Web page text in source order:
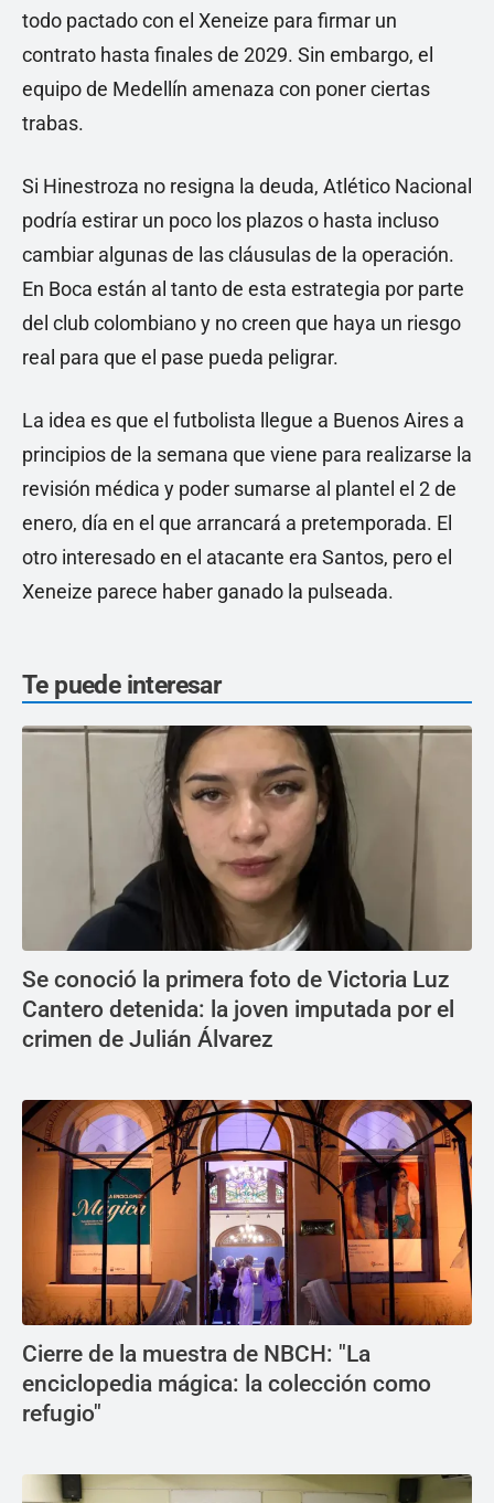
todo pactado con el Xeneize para firmar un
contrato hasta finales de 2029. Sin embargo, el
equipo de Medellín amenaza con poner ciertas
trabas.
Si Hinestroza no resigna la deuda, Atlético Nacional
podría estirar un poco los plazos o hasta incluso
cambiar algunas de las cláusulas de la operación.
En Boca están al tanto de esta estrategia por parte
del club colombiano y no creen que haya un riesgo
real para que el pase pueda peligrar.
La idea es que el futbolista llegue a Buenos Aires a
principios de la semana que viene para realizarse la
revisión médica y poder sumarse al plantel el 2 de
enero, día en el que arrancará a pretemporada. El
otro interesado en el atacante era Santos, pero el
Xeneize parece haber ganado la pulseada.
Te puede interesar
Se conoció la primera foto de Victoria Luz
Cantero detenida: la joven imputada por el
crimen de Julián Álvarez
Cierre de la muestra de NBCH: "La
enciclopedia mágica: la colección como
refugio"